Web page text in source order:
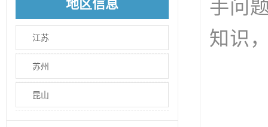
地区信息
江苏
苏州
昆山
手问
知识